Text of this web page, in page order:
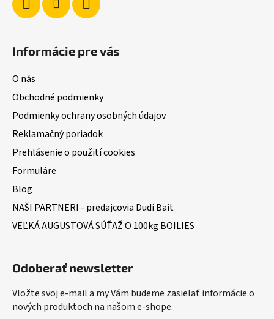
Informácie pre vás
O nás
Obchodné podmienky
Podmienky ochrany osobných údajov
Reklamačný poriadok
Prehlásenie o použití cookies
Formuláre
Blog
NAŠI PARTNERI - predajcovia Dudi Bait
VEĽKÁ AUGUSTOVÁ SÚŤAŽ O 100kg BOILIES
Odoberať newsletter
Vložte svoj e-mail a my Vám budeme zasielať informácie o
nových produktoch na našom e-shope.